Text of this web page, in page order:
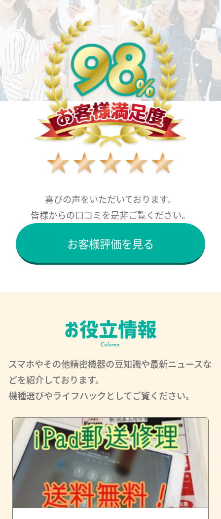
喜びの声をいただいております。
皆様からの口コミを是非ご覧ください。
お客様評価を見る
スマホやその他精密機器の豆知識や最新ニュースな
どを紹介しております。
機種選びやライフハックとしてご覧ください。